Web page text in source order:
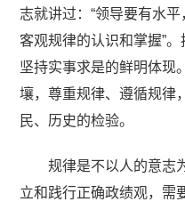
志就讲过：“领导要有水
客观规律的认识和掌握”
坚持实事求是的鲜明体现
壤，尊重规律、遵循规律
民、历史的检验。
规律是不以人的意志
立和践行正确政绩观，需